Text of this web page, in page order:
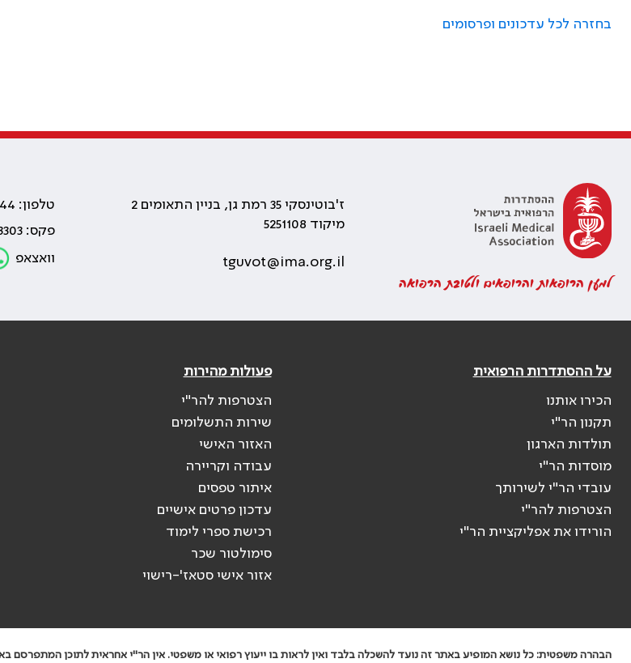
בחזרה לכל עדכונים ופרסומים
למען הרופאות והרופאים ולטובת הרפואה
ז'בוטינסקי 35 רמת גן, בניין התאומים 2
מיקוד 5251108
tguvot@ima.org.il
טלפון: 03-6100444
פקס: 03-5753303
וואצאפ
על ההסתדרות הרפואית
הכירו אותנו
תקנון הר"י
תולדות הארגון
מוסדות הר"י
עובדי הר"י לשירותך
הצטרפות להר"י
הורידו את אפליקציית הר"י
פעולות מהירות
הצטרפות להר"י
שירות התשלומים
האזור האישי
עבודה וקריירה
איתור טפסים
עדכון פרטים אישיים
רכישת ספרי לימוד
סימולטור שכר
אזור אישי סטאז'-רישוי
הבהרה משפטית: כל נושא המופיע באתר זה נועד להשכלה בלבד ואין לראות בו ייעוץ רפואי או משפטי. אין הר"י אחראית לתוכן המתפרסם